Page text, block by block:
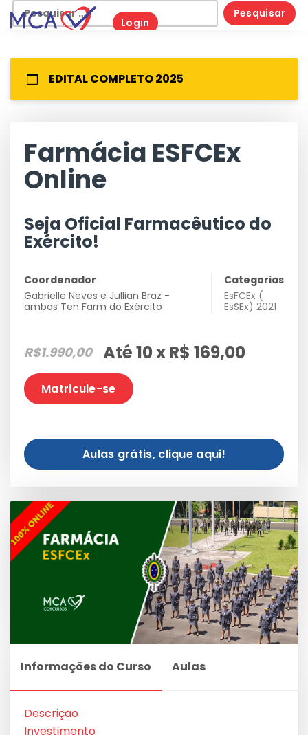
Skip
to
Login
Pesquisar
por:
EDITAL COMPLETO 2025
Farmácia ESFCEx
Online
Seja Oficial Farmacêutico do
Exército!
Coordenador
Gabrielle Neves e Jullian Braz -
ambos Ten Farm do Exército
Categorias
EsFCEx (
EsSEx) 2021
R$1.990,00 Até 10 x R$ 169,00
Matricule-se
Aulas grátis, clique aqui!
Informações do Curso Aulas
Descrição
Investimento